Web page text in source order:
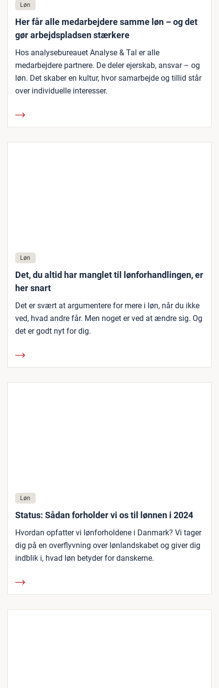
Løn
Her får alle medarbejdere samme løn – og det
gør arbejdspladsen stærkere
Hos analysebureauet Analyse & Tal er alle
medarbejdere partnere. De deler ejerskab, ansvar – og
løn. Det skaber en kultur, hvor samarbejde og tillid står
over individuelle interesser.
Løn
Det, du altid har manglet til lønforhandlingen, er
her snart
Det er svært at argumentere for mere i løn, når du ikke
ved, hvad andre får. Men noget er ved at ændre sig. Og
det er godt nyt for dig.
Løn
Status: Sådan forholder vi os til lønnen i 2024
Hvordan opfatter vi lønforholdene i Danmark? Vi tager
dig på en overflyvning over lønlandskabet og giver dig
indblik i, hvad løn betyder for danskerne.